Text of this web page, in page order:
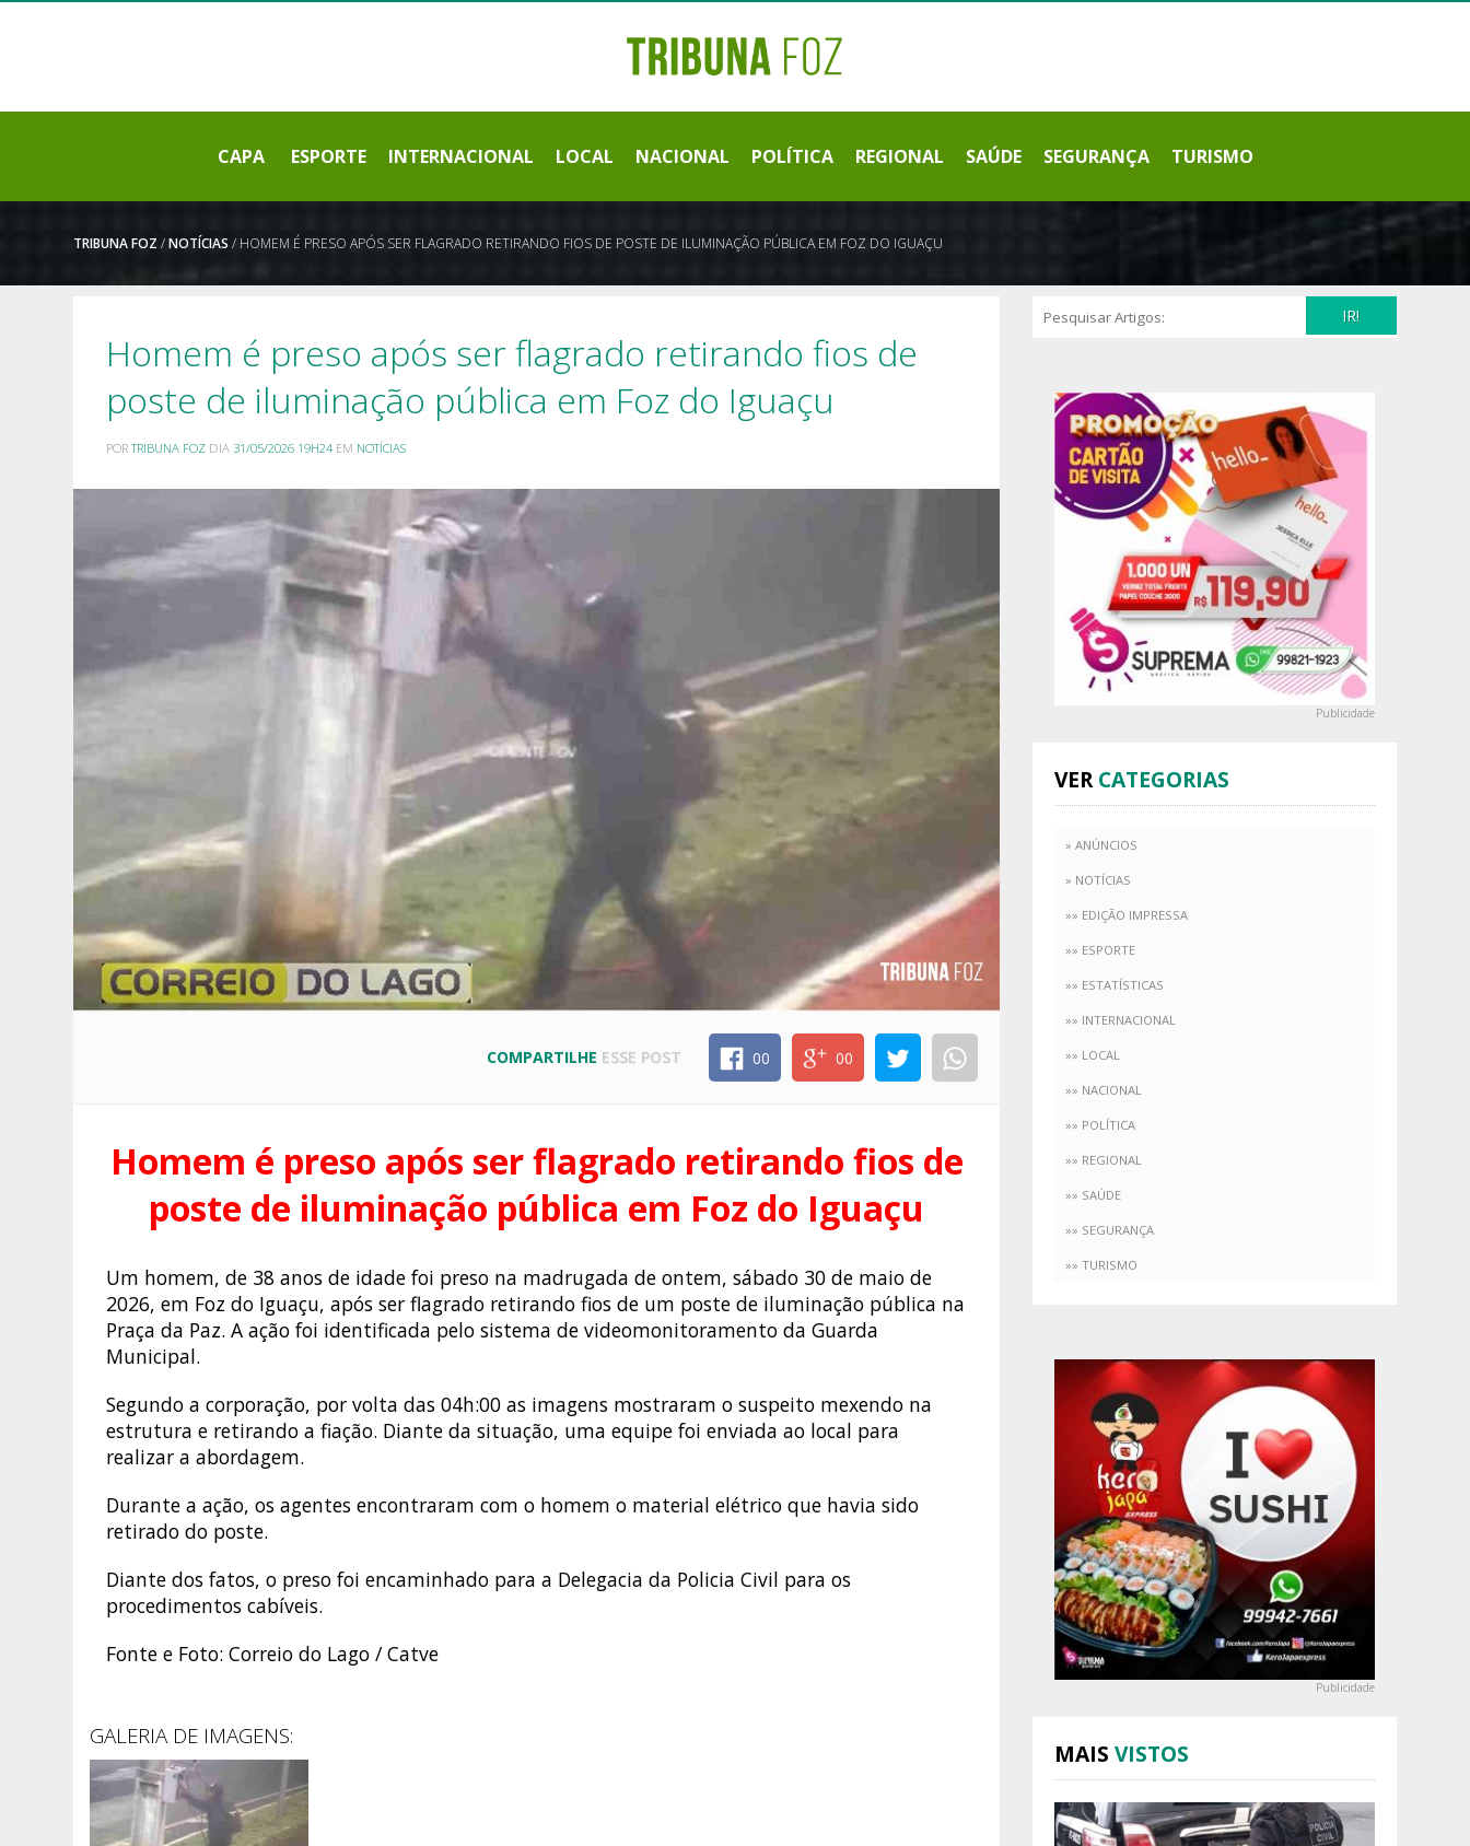
CAPA ESPORTE INTERNACIONAL LOCAL NACIONAL POLÍTICA REGIONAL SAÚDE SEGURANÇA TURISMO
TRIBUNA FOZ /NOTÍCIAS / HOMEM É PRESO APÓS SER FLAGRADO RETIRANDO FIOS DE POSTE DE ILUMINAÇÃO PÚBLICA EM FOZ DO IGUAÇU
Homem é preso após ser flagrado retirando fios de
poste de iluminação pública em Foz do Iguaçu
PORTRIBUNA FOZ DIA 31/05/2026 19H24 EM NOTÍCIAS
COMPARTILHE ESSE POST 00 00
Homem é preso após ser flagrado retirando fios de
poste de iluminação pública em Foz do Iguaçu
Um homem, de 38 anos de idade foi preso na madrugada de ontem, sábado 30 de maio de
2026, em Foz do Iguaçu, após ser flagrado retirando fios de um poste de iluminação pública na
Praça da Paz. A ação foi identificada pelo sistema de videomonitoramento da Guarda
Municipal.
Segundo a corporação, por volta das 04h:00 as imagens mostraram o suspeito mexendo na
estrutura e retirando a fiação. Diante da situação, uma equipe foi enviada ao local para
realizar a abordagem.
Durante a ação, os agentes encontraram com o homem o material elétrico que havia sido
retirado do poste.
Diante dos fatos, o preso foi encaminhado para a Delegacia da Policia Civil para os
procedimentos cabíveis.
Fonte e Foto: Correio do Lago / Catve
GALERIA DE IMAGENS:
IR!
Publicidade
VERCATEGORIAS
» ANÚNCIOS
» NOTÍCIAS
»» EDIÇÃO IMPRESSA
»» ESPORTE
»» ESTATÍSTICAS
»» INTERNACIONAL
»» LOCAL
»» NACIONAL
»» POLÍTICA
»» REGIONAL
»» SAÚDE
»» SEGURANÇA
»» TURISMO
Publicidade
MAIS VISTOS